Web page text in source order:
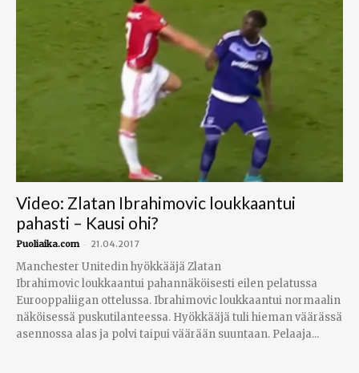
Video: Zlatan Ibrahimovic loukkaantui
pahasti – Kausi ohi?
Puoliaika.com - 21.04.2017
Manchester Unitedin hyökkääjä Zlatan
Ibrahimovic loukkaantui pahannäköisesti eilen pelatussa
Eurooppaliigan ottelussa. Ibrahimovic loukkaantui normaalin
näköisessä puskutilanteessa. Hyökkääjä tuli hieman väärässä
asennossa alas ja polvi taipui väärään suuntaan. Pelaaja...